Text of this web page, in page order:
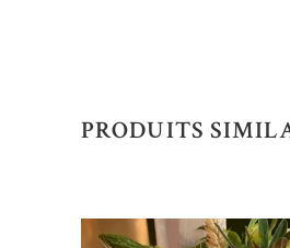
PRODUITS